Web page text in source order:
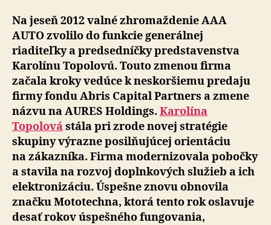
Na jeseň 2012 valné zhromaždenie AAA
AUTO zvolilo do funkcie generálnej
riaditeľky a predsedníčky predstavenstva
Karolínu Topolovú. Touto zmenou firma
začala kroky vedúce k neskoršiemu predaju
firmy fondu Abris Capital Partners a zmene
názvu na AURES Holdings. Karolína
Topolovástála pri zrode novej stratégie
skupiny výrazne posilňujúcej orientáciu
na zákazníka. Firma modernizovala pobočky
a stavila na rozvoj doplnkových služieb a ich
elektronizáciu. Úspešne znovu obnovila
značku Mototechna, ktorá tento rok oslavuje
desať rokov úspešného fungovania,